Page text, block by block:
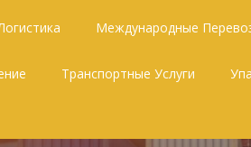
Международные
Транспортные Услуги